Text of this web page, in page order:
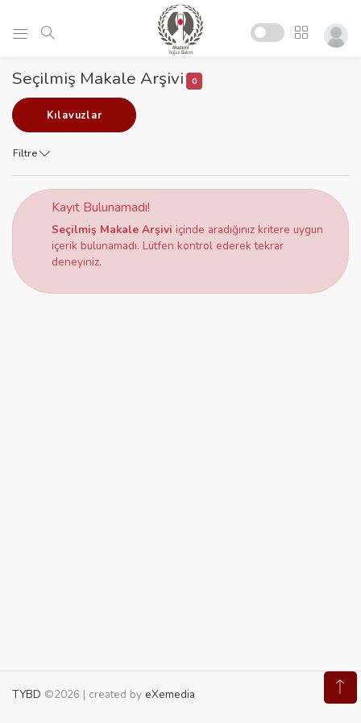
Seçilmiş Makale Arşivi 0
Kılavuzlar
Filtre
Kayıt Bulunamadı!
Seçilmiş Makale Arşivi içinde aradığınız kritere uygun
içerik bulunamadı. Lütfen kontrol ederek tekrar
deneyiniz.
TYBD ©2026 | created by eXemedia